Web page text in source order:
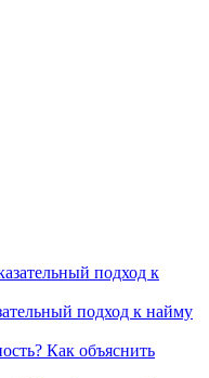
подход к найму